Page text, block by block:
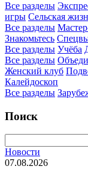
Все разделы
игры Сельская
Все разделы
Знакомьтесь
Все разделы Учёба
Все разделы
Женский клуб
Калейдоскоп
Все разделы
Поиск
Новости
07.08.2026